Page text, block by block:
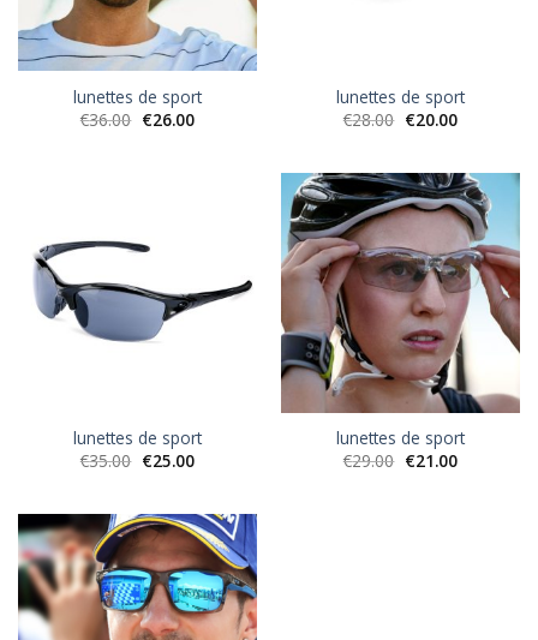
lunettes de sport
€36.00 €26.00
lunettes de sport
€28.00 €20.00
lunettes de sport
€35.00 €25.00
lunettes de sport
€29.00 €21.00